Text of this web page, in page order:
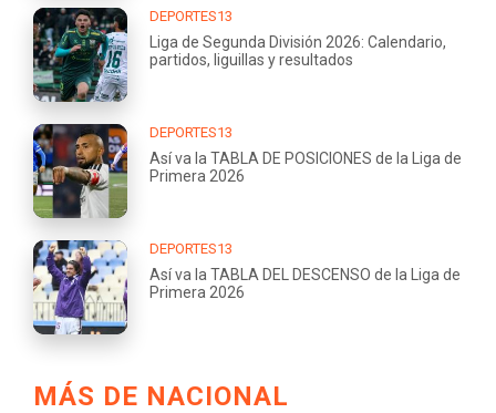
DEPORTES13
Liga de Segunda División 2026: Calendario,
partidos, liguillas y resultados
DEPORTES13
Así va la TABLA DE POSICIONES de la Liga de
Primera 2026
DEPORTES13
Así va la TABLA DEL DESCENSO de la Liga de
Primera 2026
MÁS DE NACIONAL